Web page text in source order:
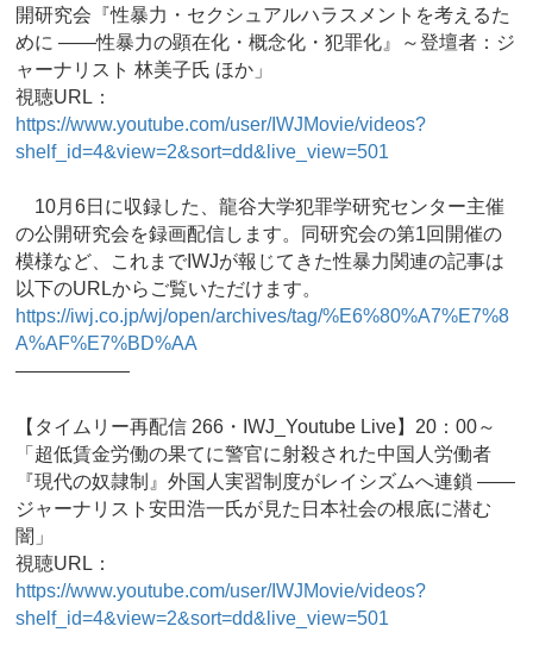
開研究会『性暴力・セクシュアルハラスメントを考えるた
めに ――性暴力の顕在化・概念化・犯罪化』～登壇者：ジ
ャーナリスト 林美子氏 ほか」
視聴URL：
https://www.youtube.com/user/IWJMovie/videos?
shelf_id=4&view=2&sort=dd&live_view=501
10月6日に収録した、龍谷大学犯罪学研究センター主催
の公開研究会を録画配信します。同研究会の第1回開催の
模様など、これまでIWJが報じてきた性暴力関連の記事は
以下のURLからご覧いただけます。
https://iwj.co.jp/wj/open/archives/tag/%E6%80%A7%E7%8
A%AF%E7%BD%AA
——————
【タイムリー再配信 266・IWJ_Youtube Live】20：00～
「超低賃金労働の果てに警官に射殺された中国人労働者
『現代の奴隷制』外国人実習制度がレイシズムへ連鎖 ――
ジャーナリスト安田浩一氏が見た日本社会の根底に潜む
闇」
視聴URL：
https://www.youtube.com/user/IWJMovie/videos?
shelf_id=4&view=2&sort=dd&live_view=501